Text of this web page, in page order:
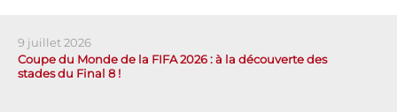
9 juillet 2026
Coupe du Monde de la FIFA 2026 : à la découverte des
stades du Final 8 !